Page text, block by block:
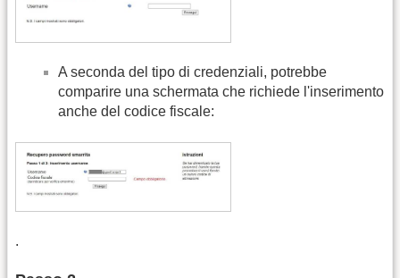
A seconda del tipo di credenziali, potrebbe
comparire una schermata che richiede l'inserimento
anche del codice fiscale:
.